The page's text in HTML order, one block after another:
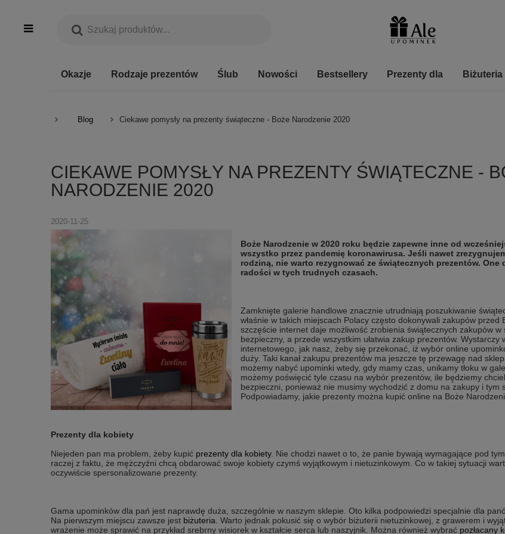
Okazje Rodzaje prezentów Ślub Nowości Bestsellery Prezenty dla Biżuteria
Blog Ciekawe pomysły na prezenty świąteczne - Boże Narodzenie 2020
CIEKAWE POMYSŁY NA PREZENTY ŚWIĄTECZNE -
NARODZENIE 2020
2020-11-25
Boże Narodzenie w 2020 roku będzie zapewne inne od
wszystko przez pandemię koronawirusa. Jeśli nawet
rodziną, nie warto rezygnować ze świątecznych prezentów. One
radości w tych trudnych czasach.
Zamknięte galerie handlowe znacznie utrudniają poszukiwanie
właśnie w takich miejscach Polacy często dokonywali zakupów przed
szczęście internet daje możliwość zrobienia świątecznych zakupów w
bezpieczny, a przede wszystkim ułatwia zakup prezentów. Wystarczy
internetowego, jak nasz, żeby się przekonać, iż wybór online
duży. Taki kanał zakupu prezentów ma jeszcze tę przewagę nad
możemy nabyć upominki wtedy, gdy mamy czas, unikamy tłoku w
możemy poświęcić tyle czasu na wybór prezentów, ile będziemy
bezpieczni, ponieważ nie musimy wychodzić z domu na zakupy i tym
Podpowiadamy, jakie prezenty można kupić online na Boże
Prezenty dla kobiety
Niejeden pan ma problem, żeby kupić prezenty dla kobiety. Nie chodzi nawet o to, że panie bywają wymagające pod
raczej z faktu, że mężczyźni chcą obdarować swoje kobiety czymś wyjątkowym i nietuzinkowym. Co w takiej sytuacji
oczywiście spersonalizowane prezenty.
Gama upominków dla pań jest naprawdę duża, szczególnie w naszym sklepie. Oto kilka podpowiedzi specjalnie dla
Na pierwszym miejscu zawsze jest biżuteria . Warto jednak pokusić się o wybór biżuterii nietuzinkowej, z grawerem i
wrażenie może sprawić na przykład srebrny wisiorek w kształcie serca lub naszyjnik. Można również wybrać pozłacany